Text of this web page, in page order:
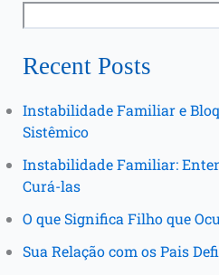
Recent Posts
Instabilidade Familiar e
Sistêmico
Instabilidade Familiar:
Curá-las
O que Significa Filho que
Sua Relação com os Pais